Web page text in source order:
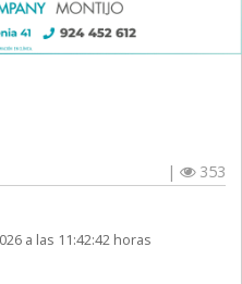
|
353
a las 11:42:42 horas